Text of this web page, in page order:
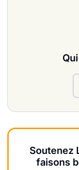
Soutenez
faisons